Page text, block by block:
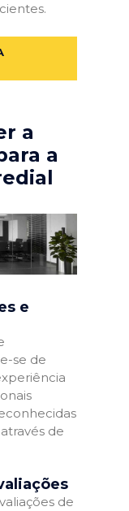
a
a
e
se de
de
de